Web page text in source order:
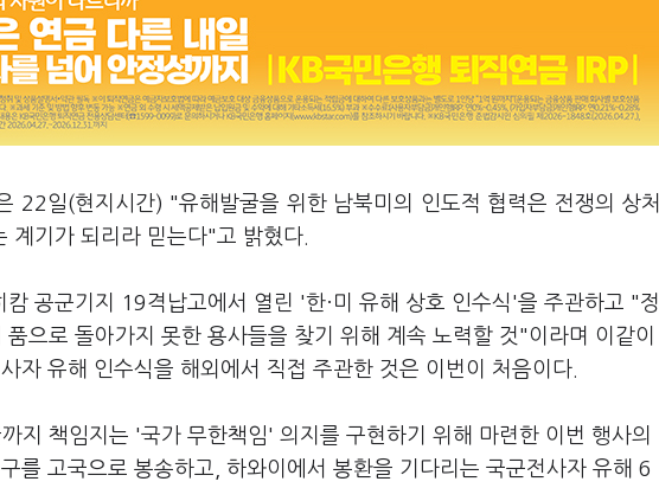
22일(현지시간) "유해발굴을 위한 남북미의 인도적 협력은 전쟁의 상처
계기가 되리라 믿는다"고 밝혔다.
공군기지 19격납고에서 열린 '한·미 유해 상호 인수식'을 주관하고 "정
으로 돌아가지 못한 용사들을 찾기 위해 계속 노력할 것"이라며 이같이
자 유해 인수식을 해외에서 직접 주관한 것은 이번이 처음이다.
지 책임지는 '국가 무한책임' 의지를 구현하기 위해 마련한 이번 행사의
를 고국으로 봉송하고, 하와이에서 봉환을 기다리는 국군전사자 유해 6